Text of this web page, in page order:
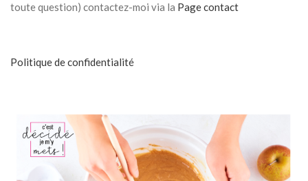
toute question) contactez-moi via la Page contact
Politique de confidentialité